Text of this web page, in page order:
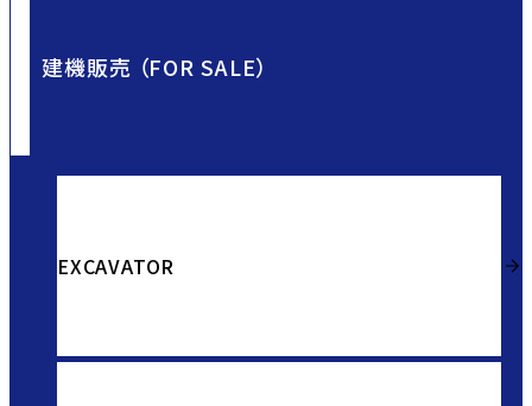
建機販売 （FOR SALE）
EXCAVATOR